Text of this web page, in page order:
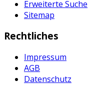
Erweiterte Suche
Sitemap
Rechtliches
Impressum
AGB
Datenschutz